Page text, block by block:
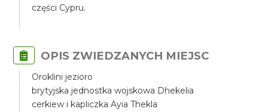
części Cypru.
OPIS ZWIEDZANYCH MIEJSC
Oroklini jezioro
brytyjska jednostka wojskowa Dhekelia
cerkiew i kapliczka Ayia Thekla